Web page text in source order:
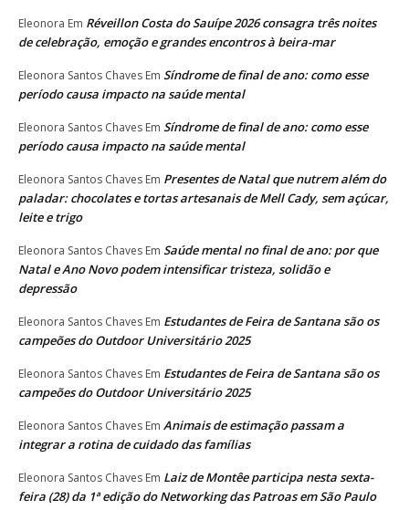
Eleonora Em Réveillon Costa do Sauípe 2026 consagra três noites
de celebração, emoção e grandes encontros à beira-mar
Eleonora Santos Chaves Em Síndrome de final de ano: como esse
período causa impacto na saúde mental
Eleonora Santos Chaves Em Síndrome de final de ano: como esse
período causa impacto na saúde mental
Eleonora Santos Chaves Em Presentes de Natal que nutrem além do
paladar: chocolates e tortas artesanais de Mell Cady, sem açúcar,
leite e trigo
Eleonora Santos Chaves Em Saúde mental no final de ano: por que
Natal e Ano Novo podem intensificar tristeza, solidão e
depressão
Eleonora Santos Chaves Em Estudantes de Feira de Santana são os
campeões do Outdoor Universitário 2025
Eleonora Santos Chaves Em Estudantes de Feira de Santana são os
campeões do Outdoor Universitário 2025
Eleonora Santos Chaves Em Animais de estimação passam a
integrar a rotina de cuidado das famílias
Eleonora Santos Chaves Em Laiz de Montêe participa nesta sexta-
feira (28) da 1ª edição do Networking das Patroas em São Paulo